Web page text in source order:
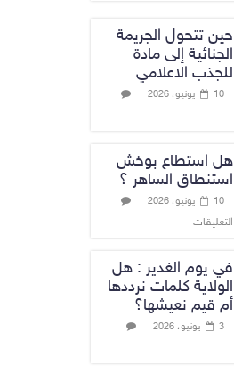
حين تتحول الجريمة
الجنائية إلى مادة
للجذب الاعلامي
10 يونيو، 2026
هل استطاع بوخش
استنطاق الساهر ؟
10 يونيو، 2026
التعليقات
في يوم الغدير : هل
الولاية كلمات نرددها
أم قيم نعيشها؟
3 يونيو، 2026